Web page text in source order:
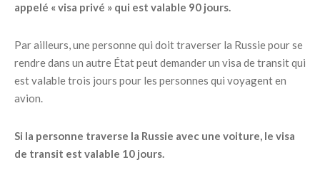
appelé « visa privé » qui est valable 90 jours.
Par ailleurs, une personne qui doit traverser la Russie pour se
rendre dans un autre État peut demander un visa de transit qui
est valable trois jours pour les personnes qui voyagent en
avion.
Si la personne traverse la Russie avec une voiture, le visa
de transit est valable 10 jours.